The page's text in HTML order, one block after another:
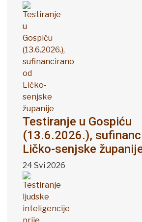
Testiranje u Gospiću
(13.6.2026.),
Ličko-senjske
24 Svi 2026